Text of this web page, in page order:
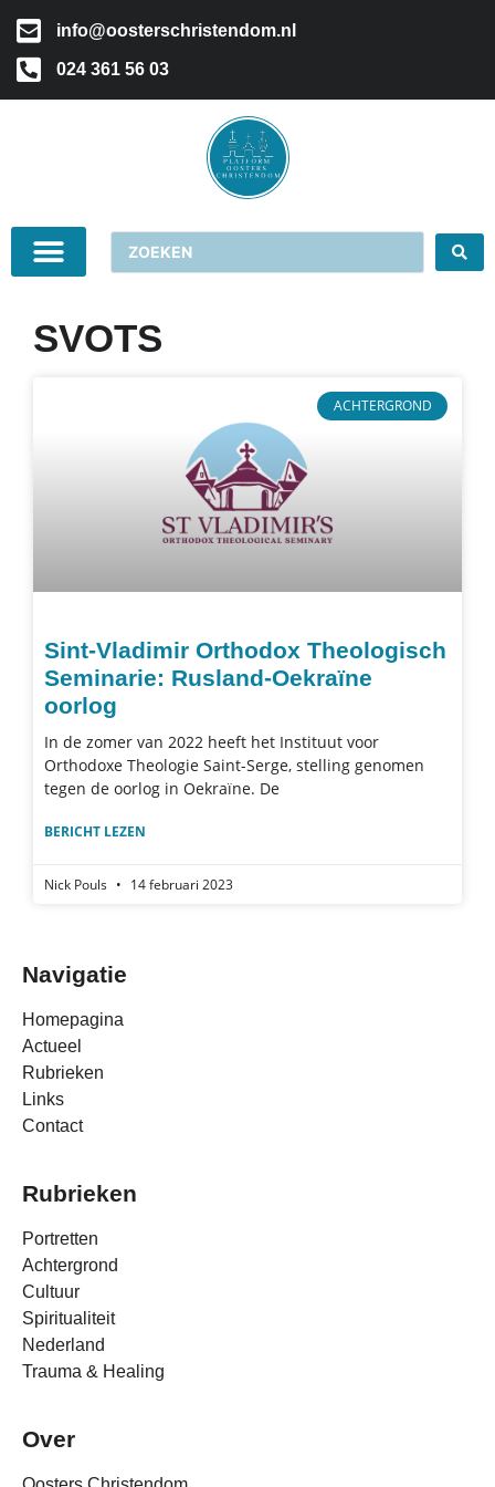
info@oosterschristendom.nl
024 361 56 03
SVOTS
ACHTERGROND
Sint-Vladimir Orthodox Theologisch
Seminarie: Rusland-Oekraïne
oorlog
In de zomer van 2022 heeft het Instituut voor
Orthodoxe Theologie Saint-Serge, stelling genomen
tegen de oorlog in Oekraïne. De
BERICHT LEZEN
Nick Pouls 14 februari 2023
Navigatie
Homepagina
Actueel
Rubrieken
Links
Contact
Rubrieken
Portretten
Achtergrond
Cultuur
Spiritualiteit
Nederland
Trauma & Healing
Over